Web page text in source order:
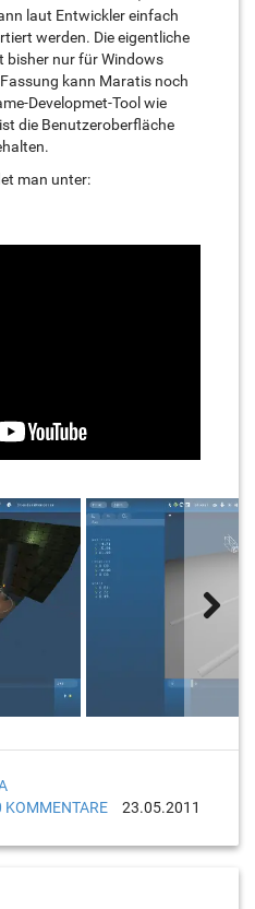
laut Entwickler einfach
werden. Die eigentliche
bisher nur für Windows
kann Maratis noch
Developmet-Tool wie
die Benutzeroberfläche
man unter:
KOMMENTARE
23.05.2011